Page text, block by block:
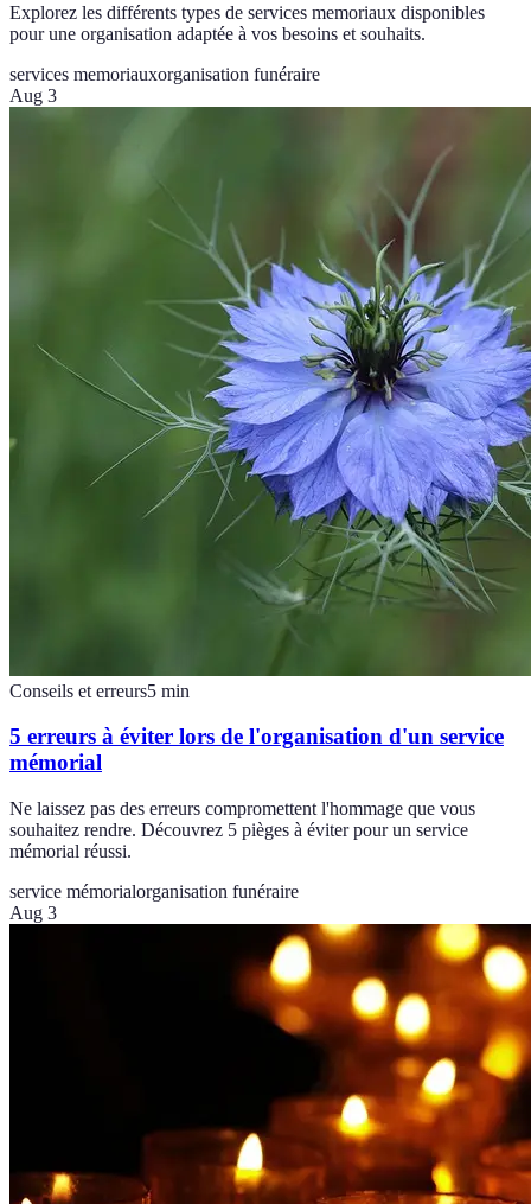
Explorez les différents types de services memoriaux disponibles
pour une organisation adaptée à vos besoins et souhaits.
services memoriauxorganisation funéraire
Aug 3
Conseils et erreurs5 min
5 erreurs à éviter lors de l'organisation d'un service
mémorial
Ne laissez pas des erreurs compromettent l'hommage que vous
souhaitez rendre. Découvrez 5 pièges à éviter pour un service
mémorial réussi.
service mémorialorganisation funéraire
Aug 3